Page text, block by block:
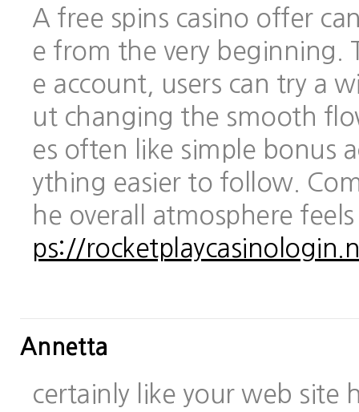
A free spins casino offer
e from the very beginning.
e account, users can try a
ut changing the smooth
es often like simple bonus
ything easier to follow.
he overall atmosphere
ps://
Annetta
certainly like your web site